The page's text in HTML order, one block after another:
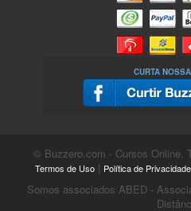
CURTA
© Buzzero.com - Cursos Online.
Termos de Uso| Política de Privacidade
Somos associados ABED -